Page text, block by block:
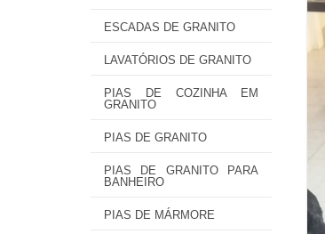
ESCADAS DE GRANITO
LAVATÓRIOS DE GRANITO
PIAS DE COZINHA EM
GRANITO
PIAS DE GRANITO
PIAS DE GRANITO PARA
BANHEIRO
PIAS DE MÁRMORE